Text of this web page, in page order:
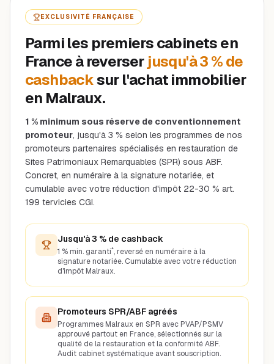
EXCLUSIVITÉ FRANÇAISE
Parmi les premiers cabinets en
France à reverser jusqu'à 3 % de
cashbacksur l'achat immobilier
en Malraux.
1 % minimum sous réserve de conventionnement
promoteur, jusqu'à 3 % selon les programmes de nos
promoteurs partenaires spécialisés en restauration de
Sites Patrimoniaux Remarquables (SPR) sous ABF.
Concret, en numéraire à la signature notariée, et
cumulable avec votre réduction d'impôt 22-30 % art.
199 tervicies CGI.
Jusqu'à 3 % de cashback
1 % min. garanti*, reversé en numéraire à la
signature notariée. Cumulable avec votre réduction
d'impôt Malraux.
Promoteurs SPR/ABF agréés
Programmes Malraux en SPR avec PVAP/PSMV
approuvé partout en France, sélectionnés sur la
qualité de la restauration et la conformité ABF.
Audit cabinet systématique avant souscription.